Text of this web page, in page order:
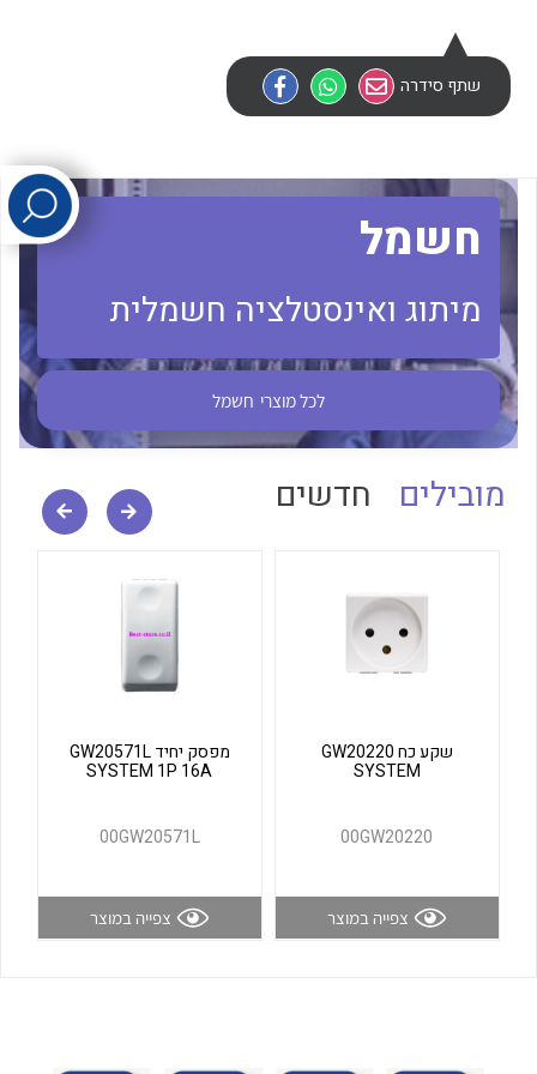
לכל מוצרי היצרן
לכל מוצרי היצרן לכל מוצרי היצרן
לכל מוצרי היצרן לכל מוצרי היצרן
שתף סידרה
חשמל
מיתוג ואינסטלציה חשמלית
לכל מוצרי חשמל
מובילים חדשים
שקע כח GW20220
SYSTEM
00GW20220
צפייה במוצר
מפסק יחיד GW20571L
SYSTEM 1P 16A
00GW20571L
צפייה במוצר